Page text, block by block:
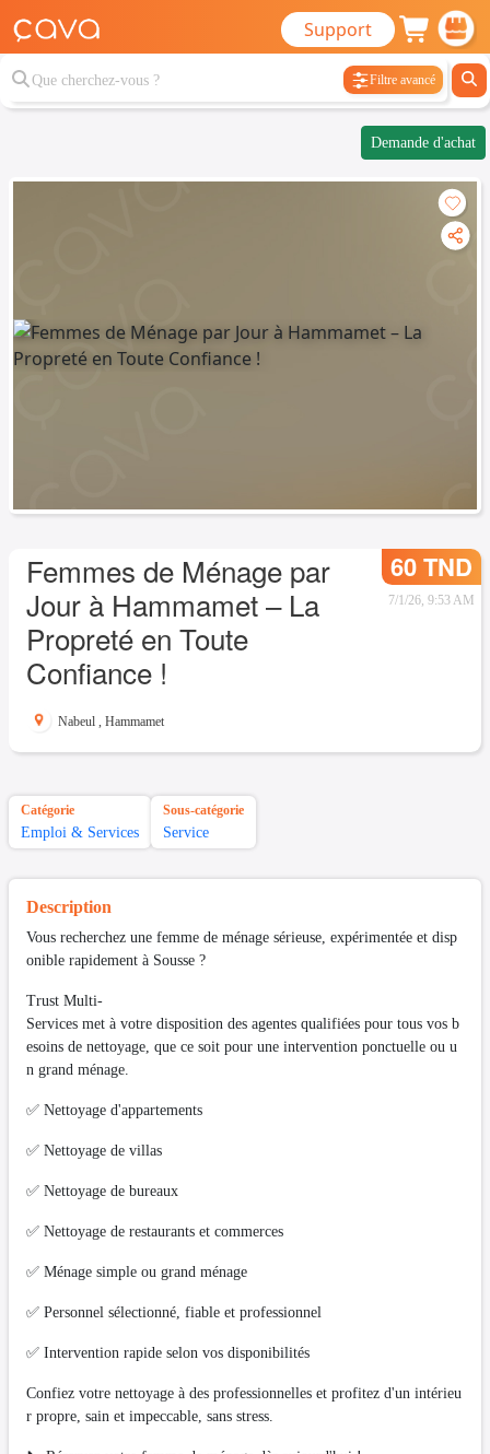
Support
Filtre avancé
Demande d'achat
Femmes de Ménage par
Jour à Hammamet – La
Propreté en Toute
Confiance !
60 TND
7/1/26, 9:53 AM
Nabeul , Hammamet
Catégorie
Emploi & Services
Sous-catégorie
Service
Description
Vous recherchez une femme de ménage sérieuse, expérimentée et disp
onible rapidement à Sousse ?
Trust Multi-
Services met à votre disposition des agentes qualifiées pour tous vos b
esoins de nettoyage, que ce soit pour une intervention ponctuelle ou u
n grand ménage.
✅ Nettoyage d'appartements
✅ Nettoyage de villas
✅ Nettoyage de bureaux
✅ Nettoyage de restaurants et commerces
✅ Ménage simple ou grand ménage
✅ Personnel sélectionné, fiable et professionnel
✅ Intervention rapide selon vos disponibilités
Confiez votre nettoyage à des professionnelles et profitez d'un intérieu
r propre, sain et impeccable, sans stress.